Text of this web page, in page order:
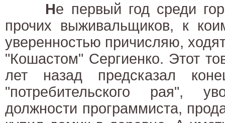
Не первый год среди
прочих выживальщиков, к
уверенностью причисляю,
"Кошастом" Сергиенко. Этот
лет назад предсказал
"потребительского рая",
должности программиста,